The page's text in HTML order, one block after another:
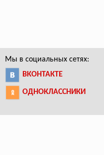
Мы в социальных сетях:
ВКОНТАКТЕ
ОДНОКЛАССНИКИ